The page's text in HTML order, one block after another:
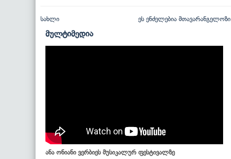
სახლი ეს ენძელებია მთავარანგელოზი
მულტიმედია
ანა ონიანი ვერბიეს მუსიკალურ ფესტივალზე